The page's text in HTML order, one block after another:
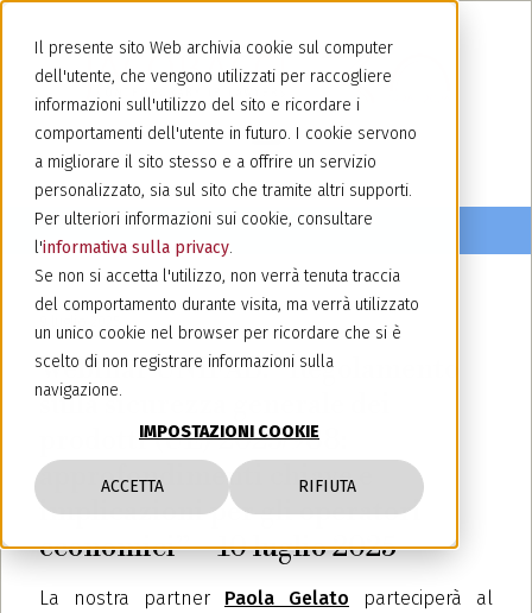
Il presente sito Web archivia cookie sul computer
dell'utente, che vengono utilizzati per raccogliere
informazioni sull'utilizzo del sito e ricordare i
comportamenti dell'utente in futuro. I cookie servono
a migliorare il sito stesso e a offrire un servizio
personalizzato, sia sul sito che tramite altri supporti.
Per ulteriori informazioni sui cookie, consultare
l'informativa sulla privacy.
Se non si accetta l'utilizzo, non verrà tenuta traccia
del comportamento durante visita, ma verrà utilizzato
un unico cookie nel browser per ricordare che si è
scelto di non registrare informazioni sulla
navigazione.
IMPOSTAZIONI COOKIE
ACCETTA RIFIUTA
Webinar UNIFAB: “Regolamento
sulla sicurezza generale dei
prodotti (UE) 2023/988:
approfondimenti chiave e
implicazioni per gli operatori
economici” – 10 luglio 2025
La nostra partner Paola Gelato parteciperà al